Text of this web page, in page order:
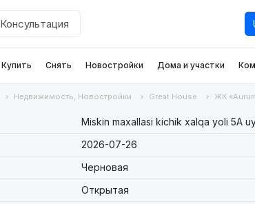
Консультация
Купить Снять Новостройки Дома и участки
Недвижимость, Новостройки Great House ЖК
Miskin maxallasi kichik xalqa yoli 5A
2026-07-26
Черновая
Открытая